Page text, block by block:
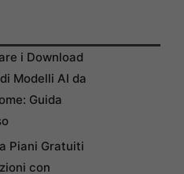
i Download
Modelli AI da
Guida
Piani Gratuiti
con